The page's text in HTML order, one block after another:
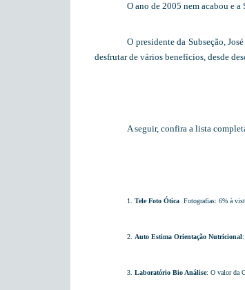
O ano de 2005 nem acabou e
O presidente da Subseção,
desfrutar de vários benefícios, desde
A seguir, confira a lista
1.Tele Foto Ótica  Fotografias: 6% à
2. Auto Estima Orientação Nutricional
3.Laboratório Bio Análise: O valor da